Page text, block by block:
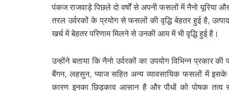
पंकज राजवाड़े पिछले दो वर्षों से अपनी फसलों में नैनो यूरिया
तरल उर्वरकों के प्रयोग से फसलों की वृद्धि बेहतर हुई है,
खर्च में बेहतर परिणाम मिलने से उनकी आय में भी वृद्धि हुई है।
उन्होंने बताया कि नैनो उर्वरकों का उपयोग विभिन्न
बैंगन, लहसुन, प्याज सहित अन्य व्यावसायिक फसलों में
कारण इनका छिड़काव आसान है और पौधों को पोषक तत्व